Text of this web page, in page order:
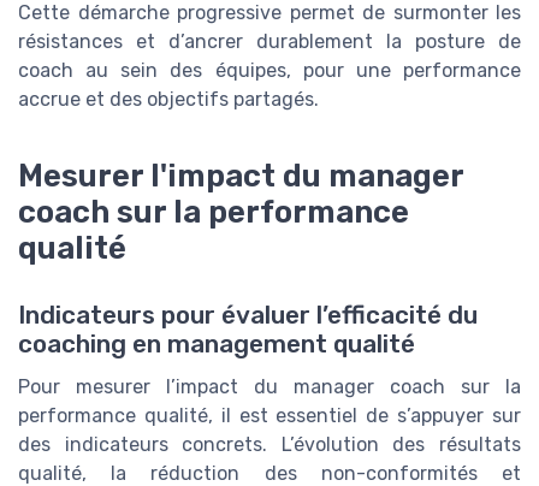
Cette démarche progressive permet de surmonter les
résistances et d’ancrer durablement la posture de
coach au sein des équipes, pour une performance
accrue et des objectifs partagés.
Mesurer l'impact du manager
coach sur la performance
qualité
Indicateurs pour évaluer l’efficacité du
coaching en management qualité
Pour mesurer l’impact du manager coach sur la
performance qualité, il est essentiel de s’appuyer sur
des indicateurs concrets. L’évolution des résultats
qualité, la réduction des non-conformités et